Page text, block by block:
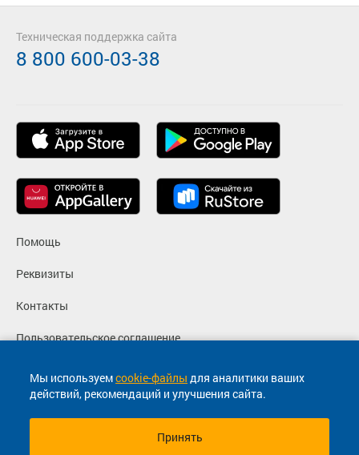
Мы используемcookie-файлы для аналитики ваших
действий, рекомендаций и улучшения сайта.
Принять
Помощь
Реквизиты
Контакты
Пользовательское соглашение
Политика конфиденциальности
Согласие на маркетинговые сообщения
Техническая поддержка сайта
8 800 600-03-38
© 2013-2026, ООО "Капитал"- Онлайн сервис продажи